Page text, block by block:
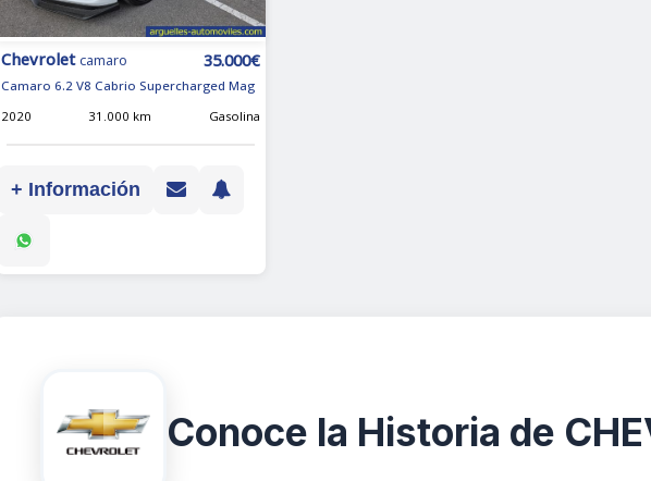
Chevrolet camaro 35.000€
Camaro 6.2 V8 Cabrio Supercharged Mag
2020
31.000 km Gasolina
+ Información
Conoce la Historia de